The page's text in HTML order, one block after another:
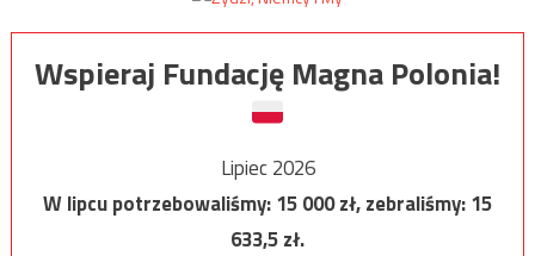
Wspieraj Fundację Magna Polonia!
Lipiec 2026
W lipcu potrzebowaliśmy:15 000zł, zebraliśmy:15
633,5zł.